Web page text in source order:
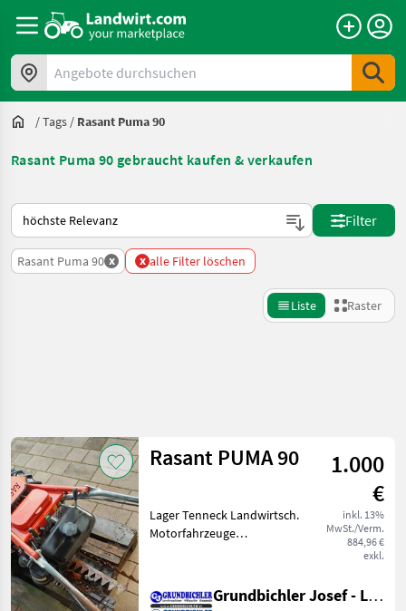
Angebote durchsuchen
/Tags / Rasant Puma 90
Rasant Puma 90 gebraucht kaufen & verkaufen
So wird auf Landwirt.com sortiert
Filter
Rasant Puma 90 x x alle Filter löschen
Liste Raster
Kategorie 2 Land Filter
AKTUELLER
PFAD
Rasant
Puma
90
Zurücksetzen
4
Ergebnisse
Rasant PUMA 90
1.000
€
inkl. 13%
MwSt./Verm.
884,96 €
exkl.
Lager Tenneck Landwirtsch.
Motorfahrzeuge
Grundbichler Josef - Landmaschinen